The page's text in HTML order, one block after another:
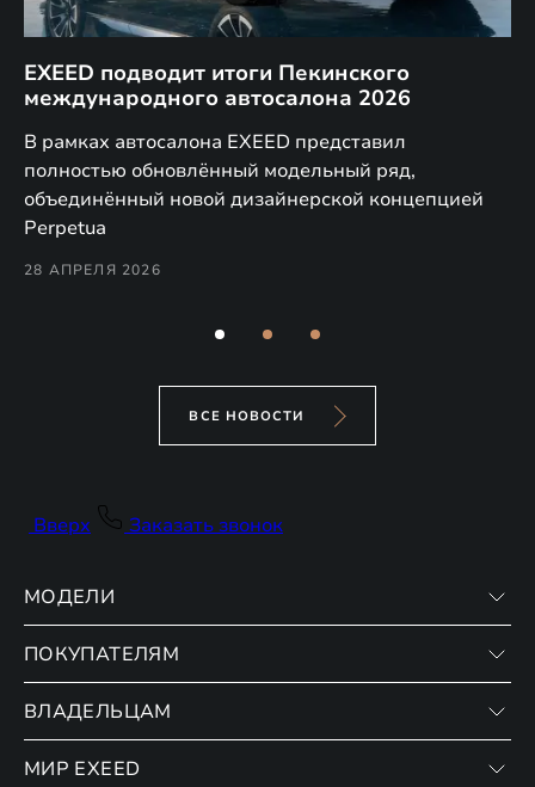
EXEED подводит итоги Пекинского
международного автосалона 2026
В рамках автосалона EXEED представил
полностью обновлённый модельный ряд,
объединённый новой дизайнерской концепцией
Perpetua
28 АПРЕЛЯ 2026
ВСЕ НОВОСТИ
Вверх Заказать звонок
МОДЕЛИ
VX
RX
ПОКУПАТЕЛЯМ
Записаться на тест-драйв
Финансовые программы
ВЛАДЕЛЬЦАМ
Записаться на сервис
МИР EXEED